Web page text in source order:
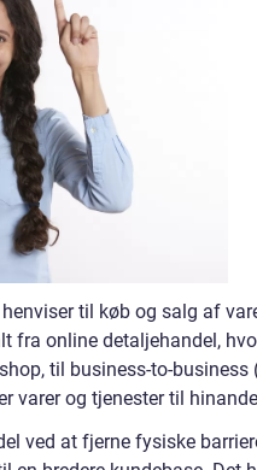
til køb og salg af
fra online detaljehandel,
til business-to-business
varer og tjenester til
ved at fjerne fysiske